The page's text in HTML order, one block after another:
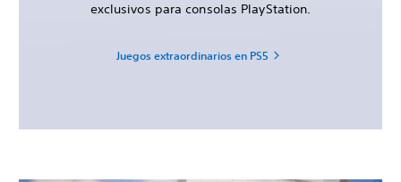
exclusivos para consolas PlayStation.
Juegos extraordinarios en PS5